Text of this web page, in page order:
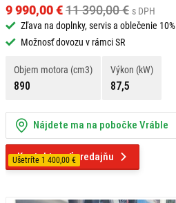
Ušetríte 1 400,00 €
11 390,00 €
9 990,00 €
s DPH
Zľava na doplnky, servis a oblečenie 10%
Možnosť dovozu v rámci SR
Objem motora (cm3)
890
Výkon (kW)
87,5
Nájdete ma na pobočke Vráble
Kontaktovať predajňu